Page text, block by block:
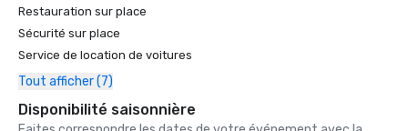
Restauration sur place
Sécurité sur place
Service de location de voitures
Tout afficher (7)
Disponibilité saisonnière